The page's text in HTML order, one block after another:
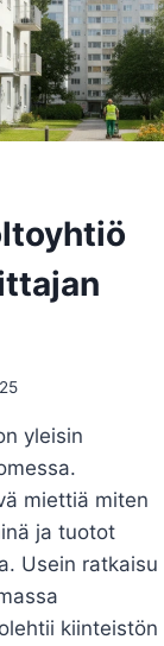
yleisin
miettiä miten
ja tuotot
Usein ratkaisu
kiinteistön